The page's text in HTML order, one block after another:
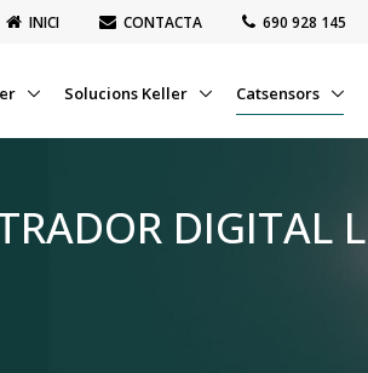
INICI CONTACTA ‭690 928 145‬
Solucions Keller Catsensors
DIGITAL